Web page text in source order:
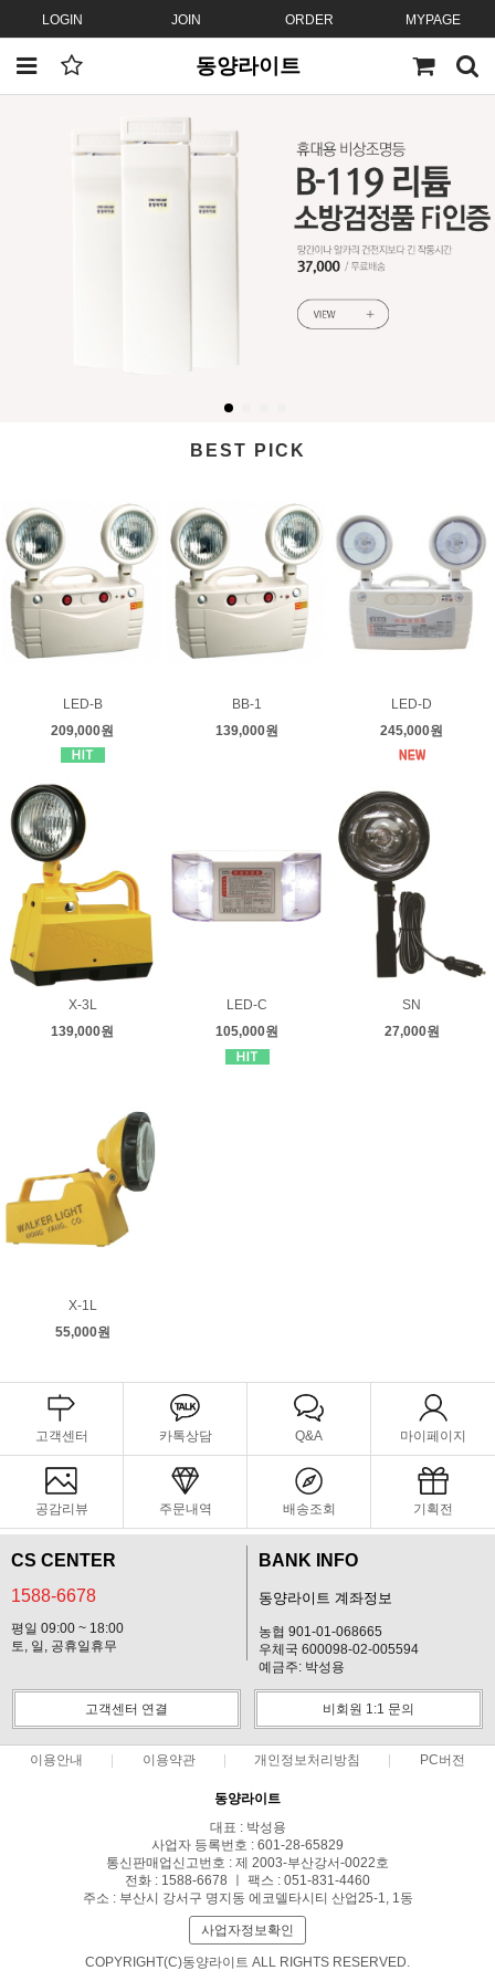
LOGIN JOIN ORDER MYPAGE
동양라이트
BEST PICK
LED-B
209,000원
BB-1
139,000원
LED-D
245,000원
X-3L
139,000원
LED-C
105,000원
SN
27,000원
X-1L
55,000원
고객센터 카톡상담 Q&A 마이페이지
공감리뷰 주문내역 배송조회 기획전
CS CENTER
1588-6678
평일 09:00 ~ 18:00
토, 일, 공휴일휴무
BANK INFO
동양라이트 계좌정보
농협 901-01-068665
우체국 600098-02-005594
예금주: 박성용
고객센터 연결 비회원 1:1 문의
이용안내 이용약관 개인정보처리방침 PC버전
동양라이트
대표 : 박성용
사업자 등록번호 : 601-28-65829
통신판매업신고번호 : 제 2003-부산강서-0022호
전화 : 1588-6678 ㅣ 팩스 : 051-831-4460
주소 : 부산시 강서구 명지동 에코델타시티 산업25-1, 1동
사업자정보확인
COPYRIGHT(C)동양라이트 ALL RIGHTS RESERVED.